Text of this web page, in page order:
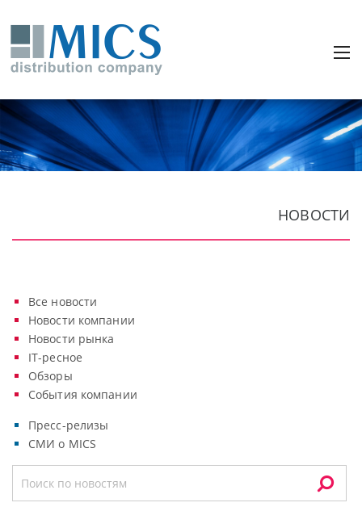
НОВОСТИ
Все новости
Новости компании
Новости рынка
IT-ресное
Обзоры
События компании
Пресс-релизы
СМИ о MICS